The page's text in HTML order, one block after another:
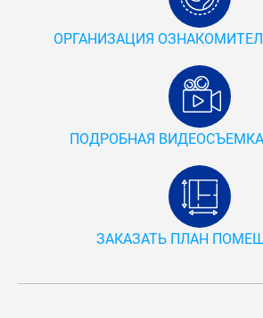
ОРГАНИЗАЦИЯ
ПОДРОБНАЯ
ЗАКАЗАТЬ ПЛАН